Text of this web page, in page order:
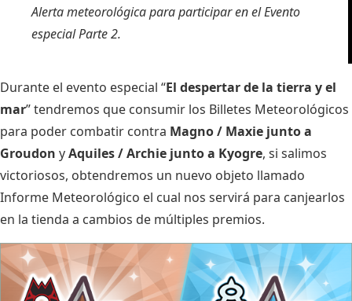
Alerta meteorológica para participar en el Evento
especial Parte 2.
Durante el evento especial “El despertar de la tierra y el
mar” tendremos que consumir los Billetes Meteorológicos
para poder combatir contra Magno / Maxie junto a
Groudon yAquiles / Archie junto a Kyogre, si salimos
victoriosos, obtendremos un nuevo objeto llamado
Informe Meteorológico el cual nos servirá para canjearlos
en la tienda a cambios de múltiples premios.